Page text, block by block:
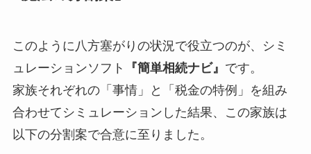
このように八方塞がりの状況で役立つのが、シミ
ュレーションソフト
『簡単相続ナビ』 です。
家族それぞれの「事情」と「税金の特例」を組み
合わせてシミュレーションした結果、この家族は
以下の分割案で合意に至りました。